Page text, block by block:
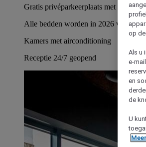
Gratis privéparkeerplaats met 22kW
Alle bedden worden in 2026
Kamers met airconditioning
Receptie 24/7 geopend
op
Als u
e-
en
de
U